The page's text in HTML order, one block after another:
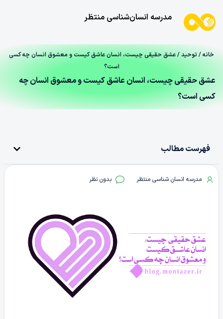
مدرسه انسان‌شناسی منتظر
خانه/ توحید/ عشق حقیقی چیست، انسان عاشق کیست و معشوق انسان چه کسی
است؟
عشق حقیقی چیست، انسان عاشق کیست و معشوق انسان چه
کسی است؟
فهرست مطالب
مدرسه انسان شناسی منتظر بدون نظر